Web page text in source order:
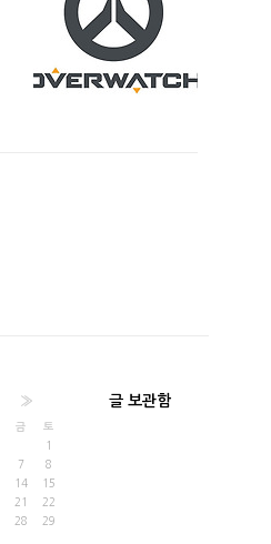
»
금 토
1
7
8
14
15
21
22
28
29
글 보관함